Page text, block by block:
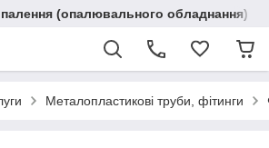
(опалювального обладнання)
Металопластикові труби, фітинги